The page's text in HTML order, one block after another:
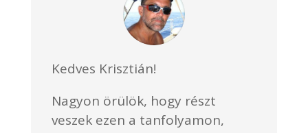
Kedves Krisztián!
Nagyon örülök, hogy részt
veszek ezen a tanfolyamon,